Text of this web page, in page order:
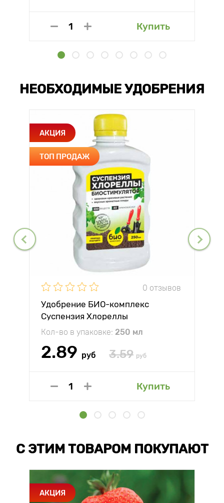
Купить
НЕОБХОДИМЫЕ УДОБРЕНИЯ
АКЦИЯ
ТОП ПРОДАЖ
0 отзывов
Удобрение БИО-комплекс
Суспензия Хлореллы
Кол-во в упаковке: 250 мл
2.89 руб 3.59 руб
Купить
С ЭТИМ ТОВАРОМ ПОКУПАЮТ
АКЦИЯ